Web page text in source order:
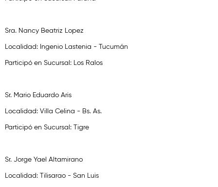
Sra. Nancy Beatriz Lopez
Localidad: Ingenio Lastenia - Tucumán
Participó en Sucursal: Los Ralos
Sr. Mario Eduardo Aris
Localidad: Villa Celina - Bs. As.
Participó en Sucursal: Tigre
Sr. Jorge Yael Altamirano
Localidad: Tilisarao - San Luis